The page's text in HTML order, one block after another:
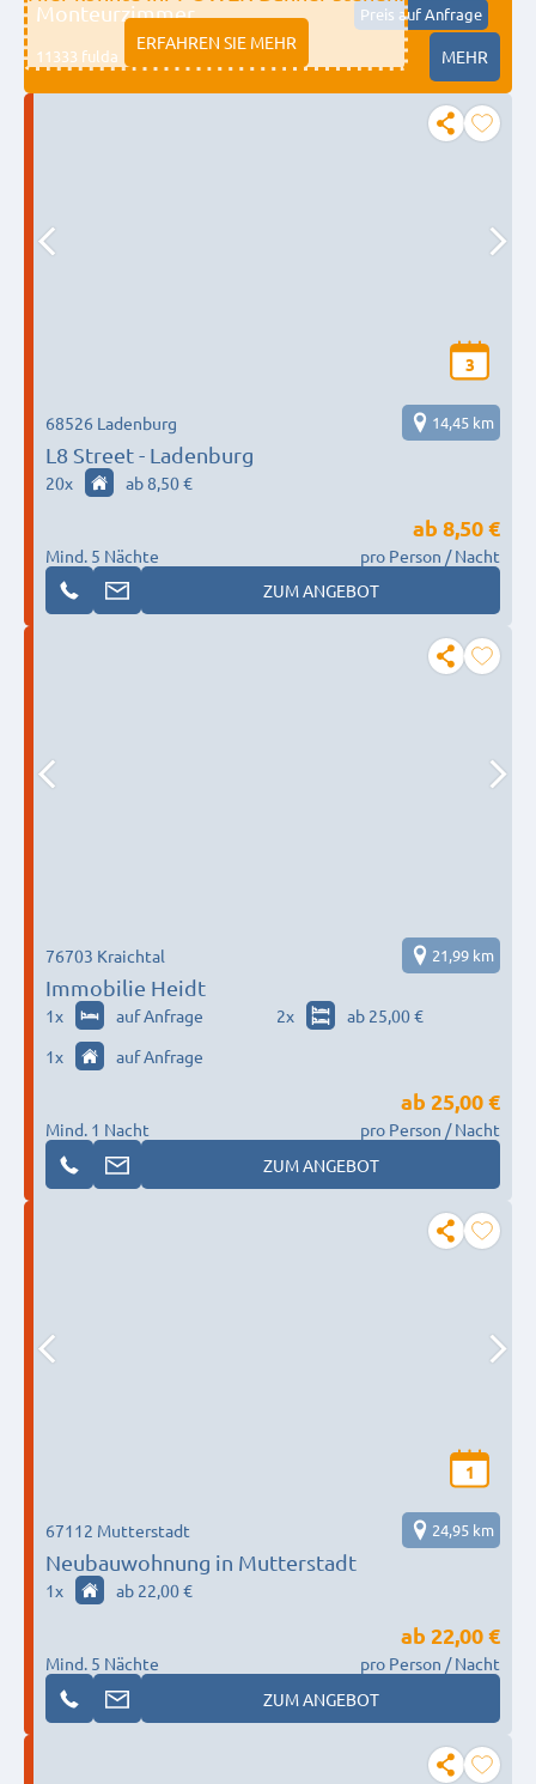
ERFAHREN SIE MEHR
Monteurzimmer Preis auf Anfrage
11333 fulda MEHR
3
L8 Street - Ladenburg
68526 Ladenburg 14,45 km
20x ab 8,50 €
Mind. 5 Nächte
ab 8,50 €
pro Person / Nacht
ZUM ANGEBOT
Immobilie Heidt
76703 Kraichtal 21,99 km
1x auf Anfrage 2x
ab 25,00 €
1x auf Anfrage
Mind. 1 Nacht
ab 25,00 €
pro Person / Nacht
ZUM ANGEBOT
1
Neubauwohnung in Mutterstadt
67112 Mutterstadt 24,95 km
1x ab 22,00 €
Mind. 5 Nächte
ab 22,00 €
pro Person / Nacht
ZUM ANGEBOT